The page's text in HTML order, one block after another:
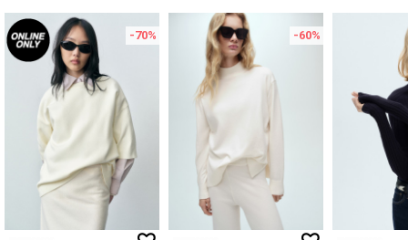
ИСПРАТИ
-70% -60%